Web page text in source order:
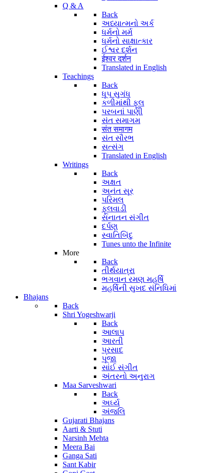
Q & A
Back
અધ્યાત્મનો અર્ક
ધર્મનો મર્મ
ધર્મનો સાક્ષાત્કાર
ઈશ્વર દર્શન
ईश्वर दर्शन
Translated in English
Teachings
Back
ધૂપ સુગંધ
કળીમાંથી ફૂલ
પરબનાં પાણી
સંત સમાગમ
संत समागम
સંત સૌરભ
સત્સંગ
Translated in English
Writings
Back
અક્ષત
અનંત સૂર
પરિમલ
ફૂલવાડી
સનાતન સંગીત
દર્પણ
સ્વાતિબિંદુ
Tunes unto the Infinite
More
Back
તીર્થયાત્રા
ભગવાન રમણ મહર્ષિ
મહર્ષિની સુખદ સંનિધિમાં
Bhajans
Back
Shri Yogeshwarji
Back
આલાપ
આરતી
પ્રસાદ
પૂજા
સાંઈ સંગીત
અંતરનો અનુરાગ
Maa Sarveshwari
Back
અર્ઘ્ય
અંજલિ
Gujarati Bhajans
Aarti & Stuti
Narsinh Mehta
Meera Bai
Ganga Sati
Sant Kabir